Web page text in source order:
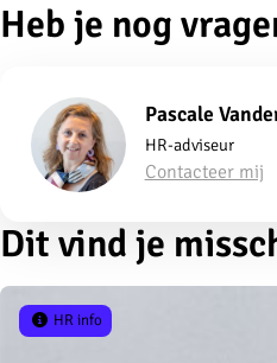
Heb je nog
Pascale
HR-adviseur
Contacteer mij
Dit vind je
HR info